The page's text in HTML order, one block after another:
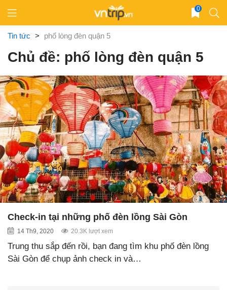
content
0
Tin tức > phố lòng đèn quận 5
Chủ đề: phố lòng đèn quận 5
Check-in tại những phố đèn lồng Sài Gòn
14 Th9, 2020 20.3K lượt xem
Trung thu sắp đến rồi, bạn đang tìm khu phố đèn lồng
Sài Gòn để chụp ảnh check in và…